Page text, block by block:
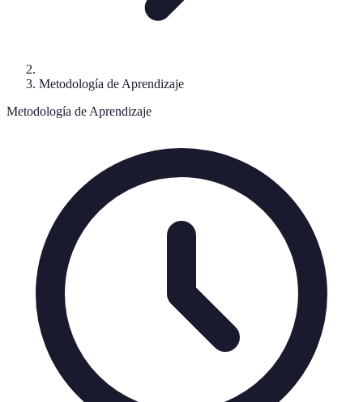
Metodología de Aprendizaje
Metodología de Aprendizaje